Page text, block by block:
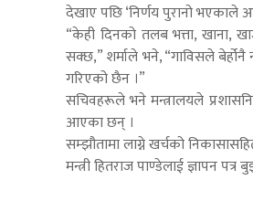
देखाए पछि ‘निर्णय पुरानो भएकाले
“केही दिनको तलब भत्ता, खाना,
सक्छ,” शर्माले भने, “गाविसले
गरिएको छैन ।”
सचिवहरूले भने मन्त्रालयले
आएका छन् ।
सम्झौतामा लाग्ने खर्चको
मन्त्री हितराज पाण्डेलाई ज्ञापन पत्र